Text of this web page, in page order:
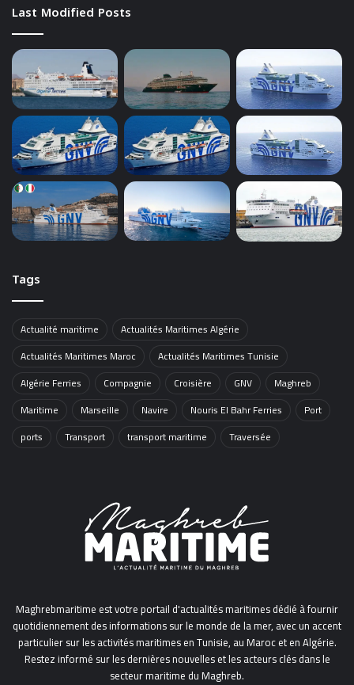
Last Modified Posts
Tags
Actualité maritime
Actualités Maritimes Algérie
Actualités Maritimes Maroc
Actualités Maritimes Tunisie
Algérie Ferries
Compagnie Croisière GNV
Maghreb
Maritime
Marseille Navire Nouris El Bahr Ferries
Port
ports
Transport transport maritime Traversée
Maghrebmaritime est votre portail d'actualités maritimes dédié à fournir
quotidiennement des informations sur le monde de la mer, avec un accent
particulier sur les activités maritimes en Tunisie, au Maroc et en Algérie.
Restez informé sur les dernières nouvelles et les acteurs clés dans le
secteur maritime du Maghreb.